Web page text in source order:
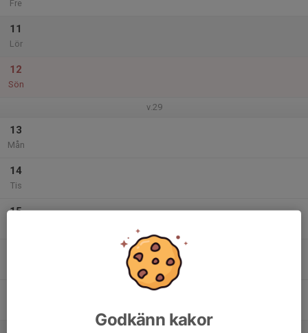
Fre
11
Lör
12
Sön
v.29
13
Mån
14
Tis
15
Godkänn kakor